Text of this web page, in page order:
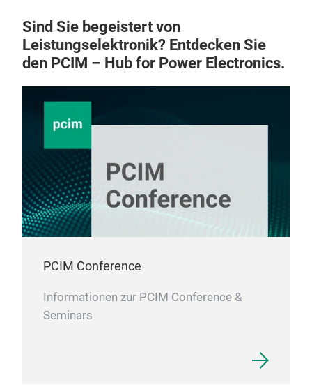
Sind Sie begeistert von
Leistungselektronik? Entdecken Sie
den PCIM – Hub for Power Electronics.
PCIM Conference
Informationen zur PCIM Conference &
Seminars